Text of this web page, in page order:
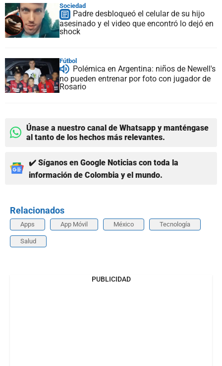
Sociedad
Padre desbloqueó el celular de su hijo
asesinado y el video que encontró lo dejó en
shock
Fútbol
Polémica en Argentina: niños de Newell's
no pueden entrenar por foto con jugador de
Rosario
Únase a nuestro canal de Whatsapp y manténgase
al tanto de los hechos más relevantes.
✔️ Síganos en Google Noticias con toda la
información de Colombia y el mundo.
Relacionados
Apps App Móvil México Tecnología
Salud
PUBLICIDAD